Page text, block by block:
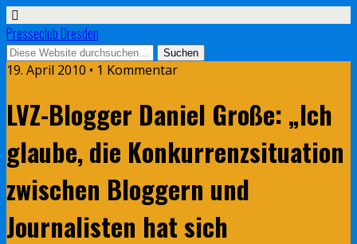
Presseclub Dresden
19. April 2010 • 1 Kommentar
LVZ-Blogger Daniel Große: „Ich
glaube, die Konkurrenzsituation
zwischen Bloggern und
Journalisten hat sich